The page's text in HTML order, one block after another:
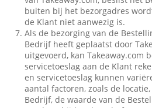
buiten bij het bezorgadres
de Klant niet aanwezig is.
Als de bezorging van de
Bedrijf heeft geplaatst door
uitgevoerd, kan Takeaway.com
servicetoeslag aan de Klant
en servicetoeslag kunnen
aantal factoren, zoals de
Bedrijf, de waarde van de